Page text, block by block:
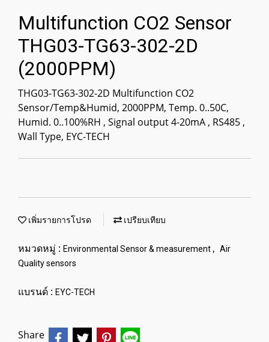
Multifunction CO2 Sensor
THG03-TG63-302-2D
(2000PPM)
THG03-TG63-302-2D Multifunction CO2
Sensor/Temp&Humid, 2000PPM, Temp. 0..50C,
Humid. 0..100%RH , Signal output 4-20mA , RS485 ,
Wall Type, EYC-TECH
เพิ่มรายการโปรด เปรียบเทียบ
หมวดหมู่ : Environmental Sensor & measurement , Air
Quality sensors
แบรนด์ : EYC-TECH
Share